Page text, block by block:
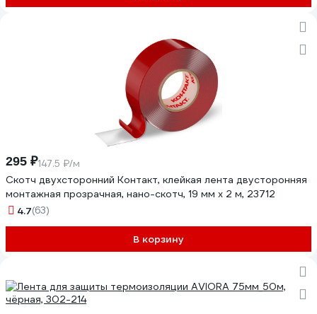
295 ₽147.5 ₽/м
Скотч двухсторонний Контакт, клейкая лента двусторонняя
монтажная прозрачная, нано-скотч, 19 мм х 2 м, 23712
4.7(63)
В корзину